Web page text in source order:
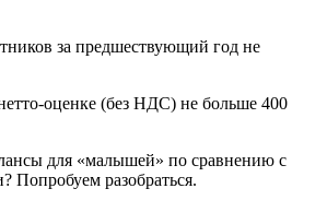
за предшествующий год не
оценке (без НДС) не больше 400
для «малышей» по сравнению с
Попробуем разобраться.